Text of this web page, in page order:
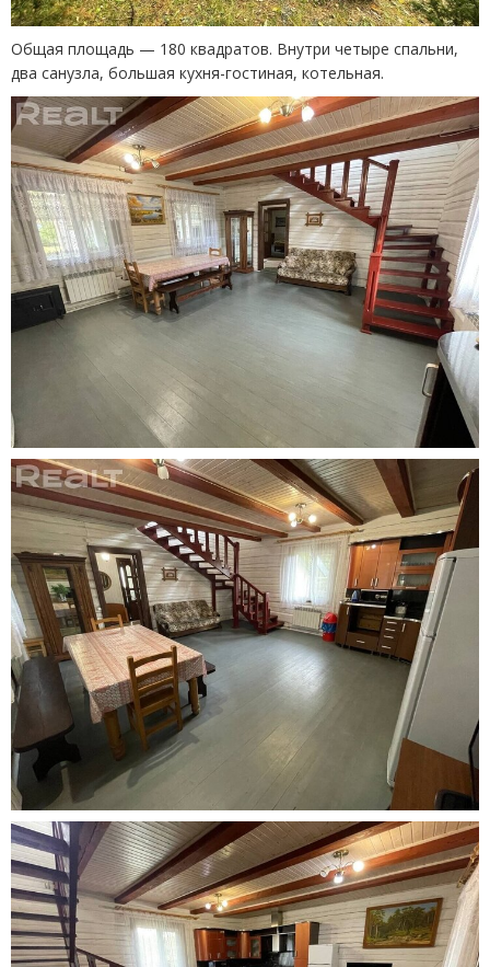
Общая площадь — 180 квадратов. Внутри четыре спальни,
два санузла, большая кухня-гостиная, котельная.